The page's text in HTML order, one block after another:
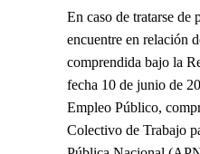
En caso de tratarse de
encuentre en relación
comprendida bajo la
fecha 10 de junio de
Empleo Público,
Colectivo de Trabajo